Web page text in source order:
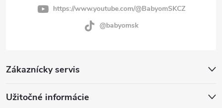
Zákaznícky servis
Užitočné informácie
https://www.youtube.com/@BabyomSKCZ
@babyomsk